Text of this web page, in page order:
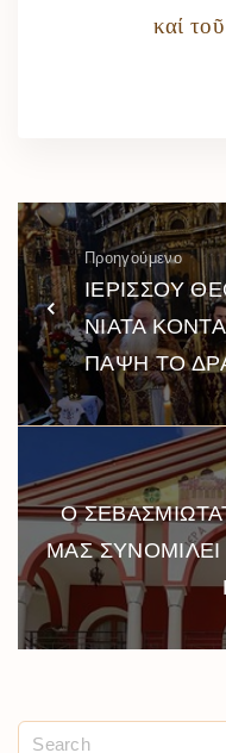
καί
Προηγούμενο
ΙΕΡΙΣΣΟΥ
ΝΙΑΤΑ
ΠΑΨΗ ΤΟ
O
ΜΑΣ ΣΥΝΟΜΙΛΕΙ